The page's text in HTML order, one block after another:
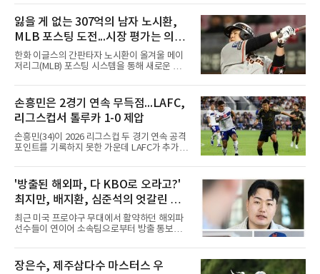
문으로 향하고 있다. "누가 한국 야구 최초의 명
예의 전당 헌액자가 될 것인가?"현재 가장 많이
거론되는 후보군은 선동열, 최동원, 이승엽, 송
진우, 그리고 김응용 감독이다. 한국 야구의 시
대별 상징성과 업적을 고려하면 충분히 설득력
있는 이름들이다.선동열은 한국 야구가 배출한
최고의 투수로 평가받는다. 해태 시절 통산 146
프로야구에서도 성공하며 한국 선수의 해외 진
출 가능성을 보여준 상징적인 존
잃을 게 없는 307억의 남자 노시환,
MLB 포스팅 도전...시장 평가는 의외
일 수 있어
한화 이글스의 간판타자 노시환이 올겨울 메이
저리그(MLB) 포스팅 시스템을 통해 새로운 도전
KBO리그 사상 초유의 비FA 다년 계약을 체결하
면서 동시에 해외 진출 가능성을 열어두는 조항
을 포함했다. 국내에서 이미 최고 수준의 대우와
확실한 입지를 확보한 만큼, 이번 메이저리그 도
전은 생존을 건 승부수가 아니다.오히려 잃을 것
이 없는 도전에 가깝다. 노시환은 이미 KBO리그
에서 연평균 약 28억 원에 달하는 대형 계약과
라도 돌아올 곳이 확실하다.그렇다고 포스팅 도
전의 의미가 작아지는 것은 아
손흥민은 2경기 연속 무득점...LAFC,
리그스컵서 톨루카 1-0 제압
손흥민(34)이 2026 리그스컵 두 경기 연속 공격
포인트를 기록하지 못한 가운데 LAFC가 추가시
간) 미국 로스앤젤레스 BMO 스타디움에서 열린
멕시코 리가 MX 톨루카와의 조별리그 2차전에
최전방 공격수로 선발 출전했으나 슈팅 없이 후
반 23분 주드 테리와 교체됐다. 북중미 월드컵
이후 MLS 4경기 연속 골을 넣었던 그는 지난 6
일 치바스 과달라하라전에 이어 침묵했다.전반
1분 다비드 마르티네스가 얻은 페널티킥은 비디
이컵 샤펠버그의 크로스가 걷혀 나오자 에디 세
'방출된 해외파, 다 KBO로 오라고?'
최지만, 배지환, 심준석의 엇갈린 거
취와 현실
최근 미국 프로야구 무대에서 활약하던 해외파
선수들이 연이어 소속팀으로부터 방출 통보를
메이저리그와 마이너리그를 오가며 도전을 이어
가던 이들의 잇단 이탈은 자연스럽게 '이들이 과
장은수, 제주삼다수 마스터스 우